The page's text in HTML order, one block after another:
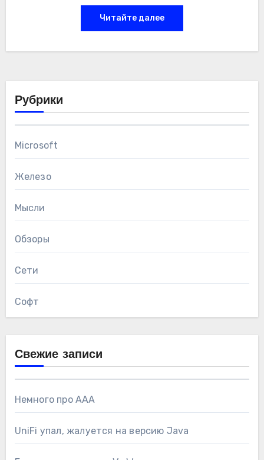
необходимого железа вживую у меня нет.
Можно, конечно, поднять горсть виртуалок и
одном из вебинаров я подсмотрел EVE-NG!
Читайте далее
Рубрики
Microsoft
Железо
Мысли
Обзоры
Сети
Софт
Свежие записи
Немного про AAA
UniFi упал, жалуется на версию Java